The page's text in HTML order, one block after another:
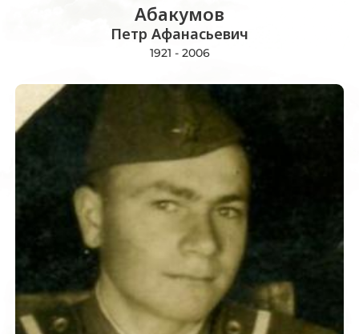
Абакумов
Петр Афанасьевич
1921 - 2006